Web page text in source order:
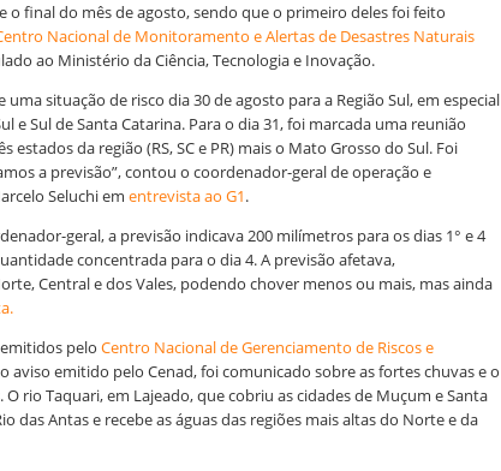
o final do mês de agosto, sendo que o primeiro deles foi feito
Nacional de Monitoramento e Alertas de Desastres Naturais
ao Ministério da Ciência, Tecnologia e Inovação.
situação de risco dia 30 de agosto para a Região Sul, em especial
e Sul de Santa Catarina. Para o dia 31, foi marcada uma reunião
estados da região (RS, SC e PR) mais o Mato Grosso do Sul. Foi
a previsão”, contou o coordenador-geral de operação e
Seluchi em entrevista ao G1.
geral, a previsão indicava 200 milímetros para os dias 1° e 4
concentrada para o dia 4. A previsão afetava,
Central e dos Vales, podendo chover menos ou mais, mas ainda
pelo Centro Nacional de Gerenciamento de Riscos e
aviso emitido pelo Cenad, foi comunicado sobre as fortes chuvas e o
rio Taquari, em Lajeado, que cobriu as cidades de Muçum e Santa
das Antas e recebe as águas das regiões mais altas do Norte e da